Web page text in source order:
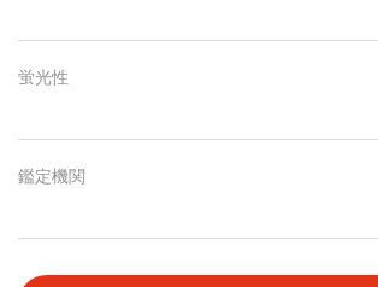
蛍光性
鑑定機関